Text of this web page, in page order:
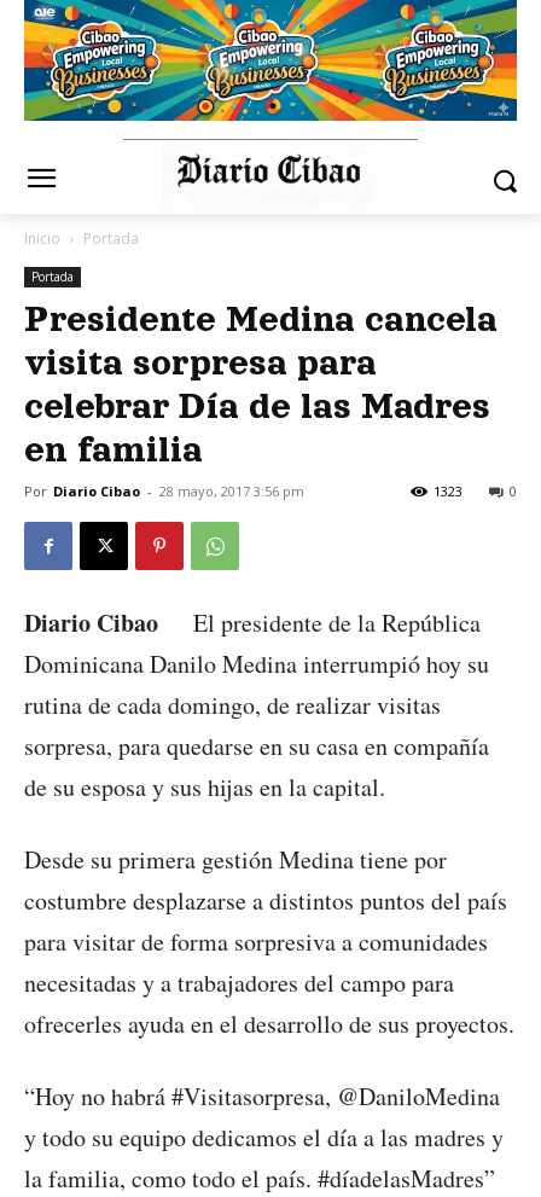
Inicio Portada
Portada
Presidente Medina cancela
visita sorpresa para
celebrar Día de las Madres
en familia
Por Diario Cibao - 28 mayo, 2017 3:56 pm 0
1323
Diario Cibao
El presidente de la República
Dominicana Danilo Medina interrumpió hoy su
rutina de cada domingo, de realizar visitas
sorpresa, para quedarse en su casa en compañía
de su esposa y sus hijas en la capital.
Desde su primera gestión Medina tiene por
costumbre desplazarse a distintos puntos del país
para visitar de forma sorpresiva a comunidades
necesitadas y a trabajadores del campo para
ofrecerles ayuda en el desarrollo de sus proyectos.
“Hoy no habrá #Visitasorpresa, @DaniloMedina
y todo su equipo dedicamos el día a las madres y
la familia, como todo el país. #díadelasMadres”